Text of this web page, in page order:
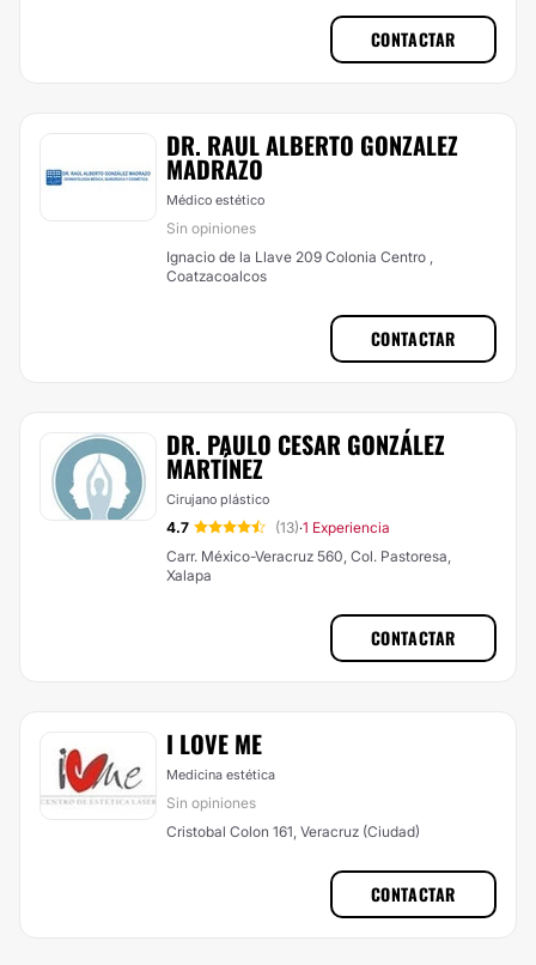
CONTACTAR
DR. RAUL ALBERTO GONZALEZ
MADRAZO
Médico estético
Sin opiniones
Ignacio de la Llave 209 Colonia Centro ,
Coatzacoalcos
CONTACTAR
DR. PAULO CESAR GONZÁLEZ
MARTÍNEZ
Cirujano plástico
4.7 (13)·1 Experiencia
Carr. México-Veracruz 560, Col. Pastoresa,
Xalapa
CONTACTAR
I LOVE ME
Medicina estética
Sin opiniones
Cristobal Colon 161, Veracruz (Ciudad)
CONTACTAR